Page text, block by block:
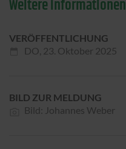
Weitere Informationen
VERÖFFENTLICHUNG
DO, 23. Oktober 2025
BILD ZUR MELDUNG
Bild: Johannes Weber